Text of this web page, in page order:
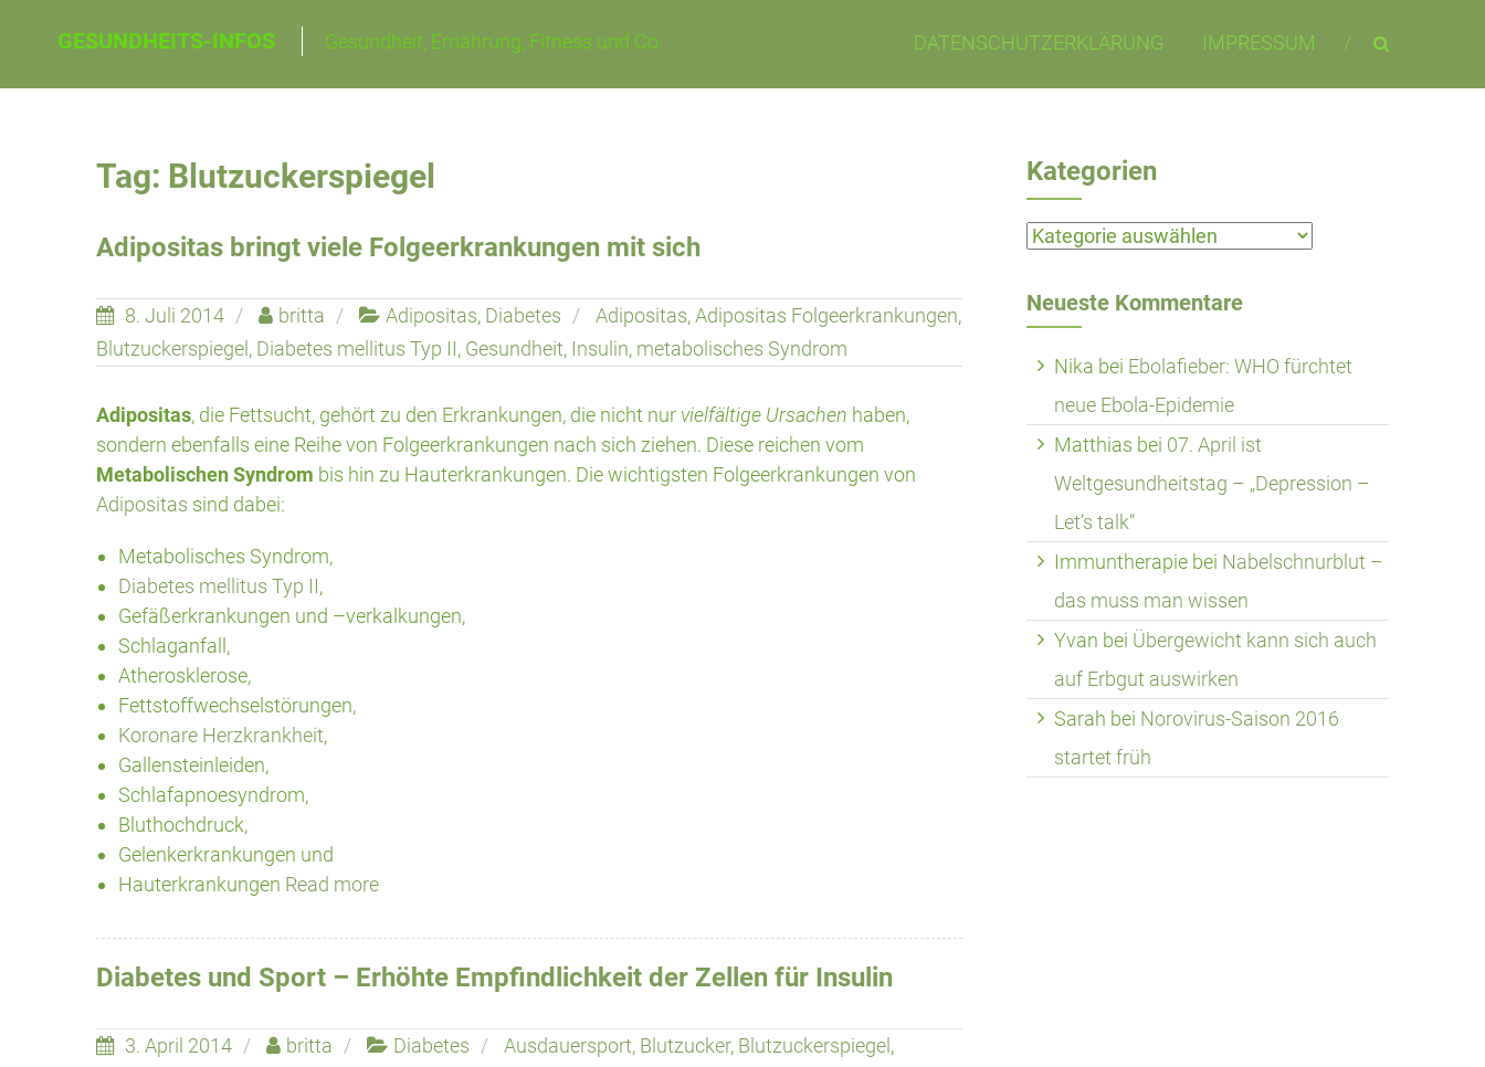
GESUNDHEITS-INFOS Gesundheit, Ernährung, Fitness und Co. DATENSCHUTZERKLÄRUNG IMPRESSUM
Tag: Blutzuckerspiegel
Adipositas bringt viele Folgeerkrankungen mit sich
8. Juli 2014 britta Adipositas, Diabetes Adipositas,Adipositas Folgeerkrankungen,
Blutzuckerspiegel , Diabetes mellitus Typ II, Gesundheit, Insulin, metabolisches Syndrom
Adipositas, die Fettsucht, gehört zu den Erkrankungen, die nicht nur vielfältige Ursachen haben,
sondern ebenfalls eine Reihe von Folgeerkrankungen nach sich ziehen. Diese reichen vom
Metabolischen Syndrom bis hin zu Hauterkrankungen. Die wichtigsten Folgeerkrankungen von
Adipositas sind dabei:
Metabolisches Syndrom,
Diabetes mellitus Typ II,
Gefäßerkrankungen und –verkalkungen,
Schlaganfall,
Atherosklerose,
Fettstoffwechselstörungen,
Koronare Herzkrankheit,
Gallensteinleiden,
Schlafapnoesyndrom,
Bluthochdruck,
Gelenkerkrankungen und
Hauterkrankungen Read more
Diabetes und Sport – Erhöhte Empfindlichkeit der Zellen für Insulin
3. April 2014 britta Diabetes Ausdauersport, Blutzucker, Blutzuckerspiegel ,
Kategorien
Kategorien
Neueste Kommentare
Nika bei Ebolafieber: WHO fürchtet
neue Ebola-Epidemie
Matthias bei 07. April ist
Weltgesundheitstag – „Depression –
Let’s talk“
Immuntherapie bei Nabelschnurblut –
das muss man wissen
Yvan bei Übergewicht kann sich auch
auf Erbgut auswirken
Sarah bei Norovirus-Saison 2016
startet früh